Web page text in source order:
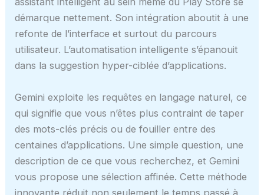
démarque nettement. Son intégration aboutit à une
refonte de l’interface et surtout du parcours
utilisateur. L’automatisation intelligente s’épanouit
dans la suggestion hyper-ciblée d’applications.
Gemini exploite les requêtes en langage naturel, ce
qui signifie que vous n’êtes plus contraint de taper
des mots-clés précis ou de fouiller entre des
centaines d’applications. Une simple question, une
description de ce que vous recherchez, et Gemini
vous propose une sélection affinée. Cette méthode
innovante réduit non seulement le temps passé à